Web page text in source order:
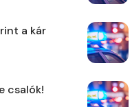
a kár
csalók!